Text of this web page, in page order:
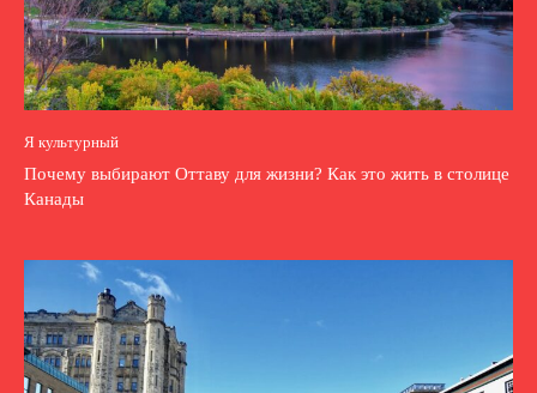
Я культурный
Почему выбирают Оттаву для жизни? Как это жить в столице
Канады